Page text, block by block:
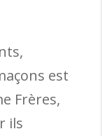
est
Frères,
ils